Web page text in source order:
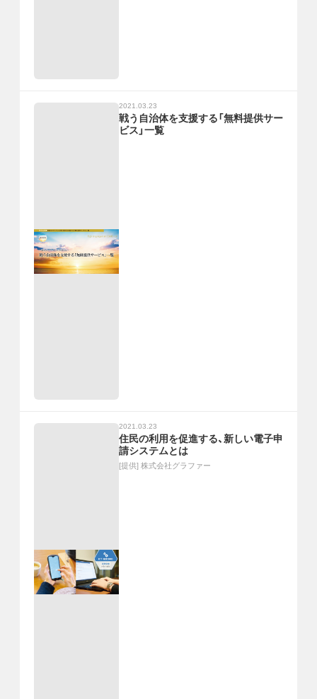
2021.03.23
戦う自治体を支援する「無料提供サー
ビス」一覧
2021.03.23
住民の利用を促進する、新しい電子申
請システムとは
[提供] 株式会社グラファー